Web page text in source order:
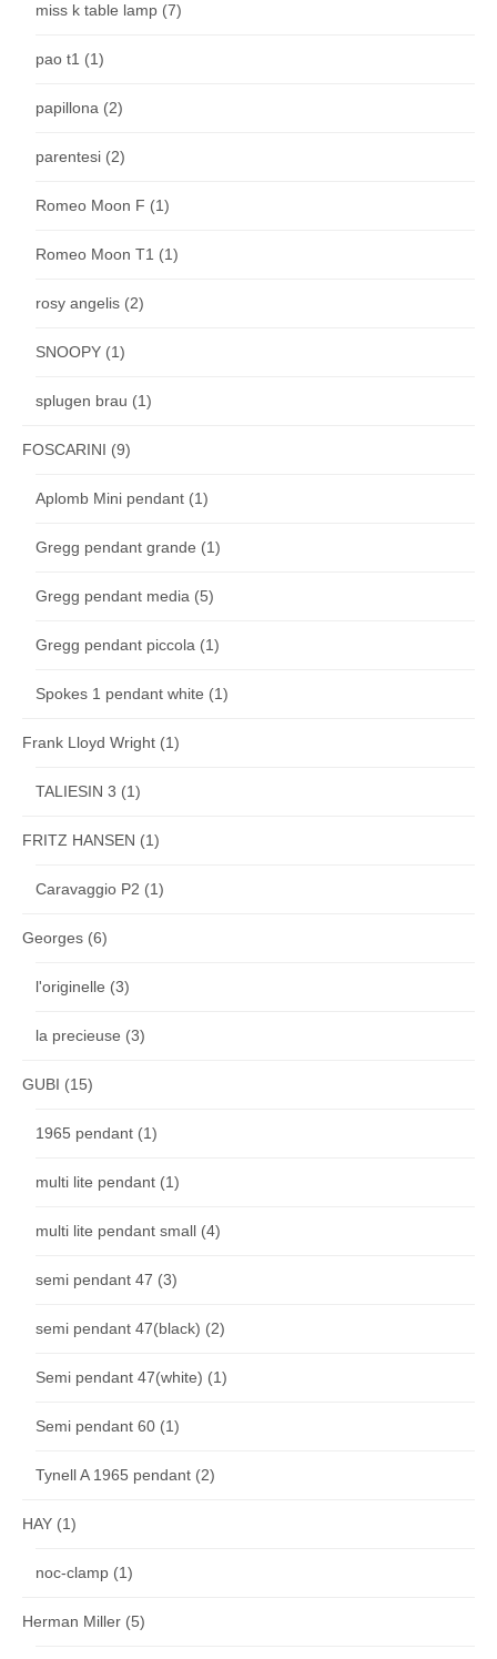
miss k table lamp (7)
pao t1 (1)
papillona (2)
parentesi (2)
Romeo Moon F (1)
Romeo Moon T1 (1)
rosy angelis (2)
SNOOPY (1)
splugen brau (1)
FOSCARINI (9)
Aplomb Mini pendant (1)
Gregg pendant grande (1)
Gregg pendant media (5)
Gregg pendant piccola (1)
Spokes 1 pendant white (1)
Frank Lloyd Wright (1)
TALIESIN 3 (1)
FRITZ HANSEN (1)
Caravaggio P2 (1)
Georges (6)
l'originelle (3)
la precieuse (3)
GUBI (15)
1965 pendant (1)
multi lite pendant (1)
multi lite pendant small (4)
semi pendant 47 (3)
semi pendant 47(black) (2)
Semi pendant 47(white) (1)
Semi pendant 60 (1)
Tynell A 1965 pendant (2)
HAY (1)
noc-clamp (1)
Herman Miller (5)